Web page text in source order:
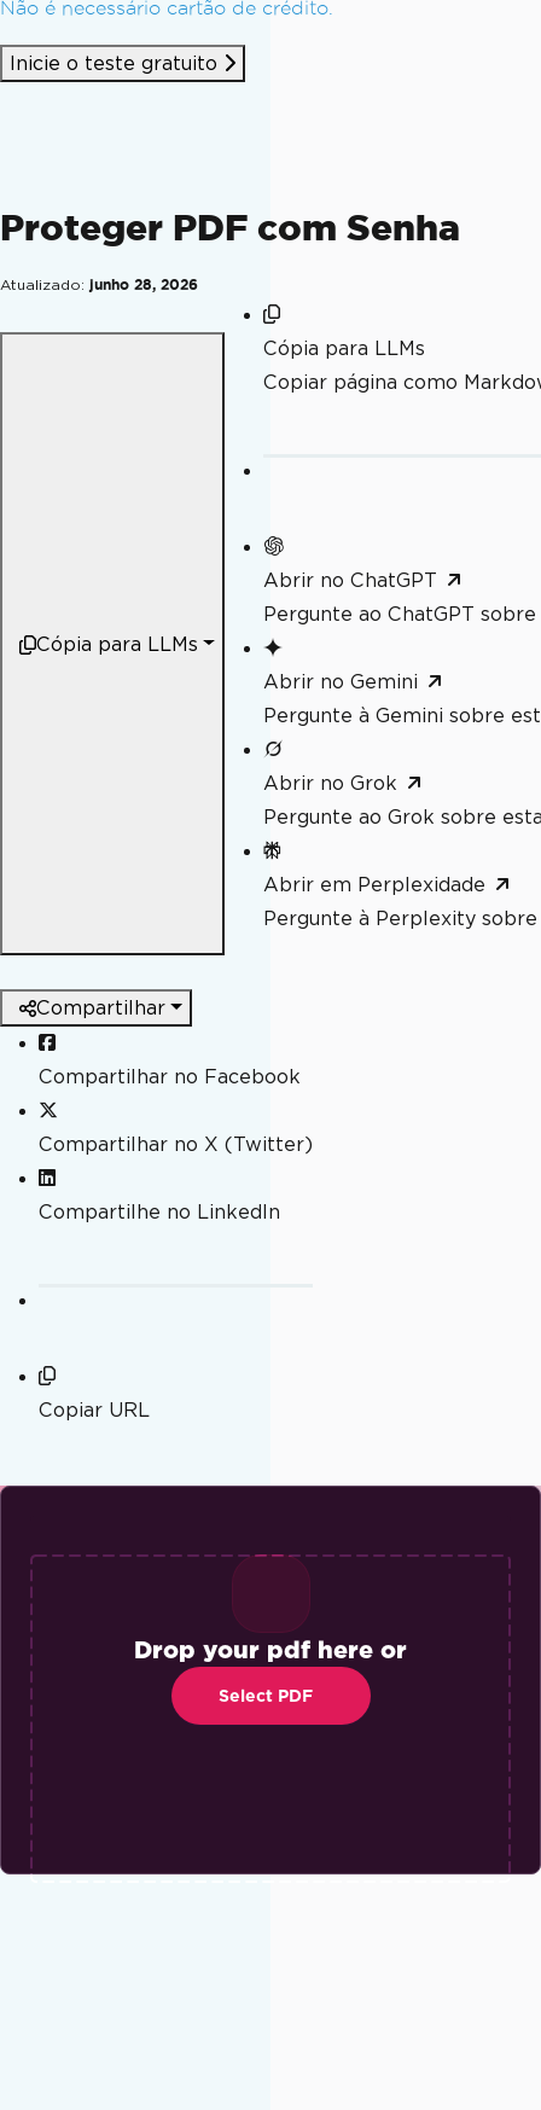
Não é necessário cartão de crédito.
Inicie o teste gratuito
Proteger PDF com Senha
Atualizado: junho 28, 2026
Cópia para LLMs
Cópia para LLMs
Copiar página como
Abrir no ChatGPT
Pergunte ao ChatGPT sobre
Abrir no Gemini
Pergunte à Gemini sobre
Abrir no Grok
Pergunte ao Grok sobre
Abrir em Perplexidade
Pergunte à Perplexity sobre
Compartilhar
Compartilhar no Facebook
Compartilhar no X (Twitter)
Compartilhe no LinkedIn
Copiar URL